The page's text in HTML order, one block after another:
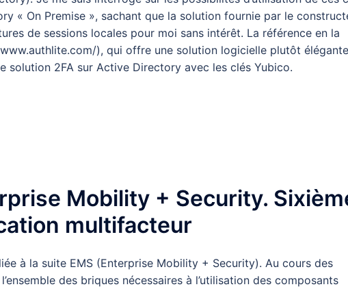
« On Premise », sachant que la solution fournie par le
de sessions locales pour moi sans intérêt. La référence en la
), qui offre une solution logicielle plutôt
solution 2FA sur Active Directory avec les clés Yubico.
Mobility + Security.
multifacteur
à la suite EMS (Enterprise Mobility + Security). Au cours des
des briques nécessaires à l’utilisation des composants